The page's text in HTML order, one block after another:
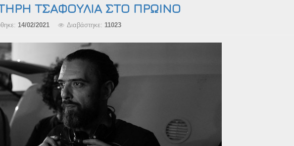
ΤΣΑΦΟΥΛΙΑ ΣΤΟ ΠΡΩΙΝΟ
14/02/2021 Διαβάστηκε: 11023